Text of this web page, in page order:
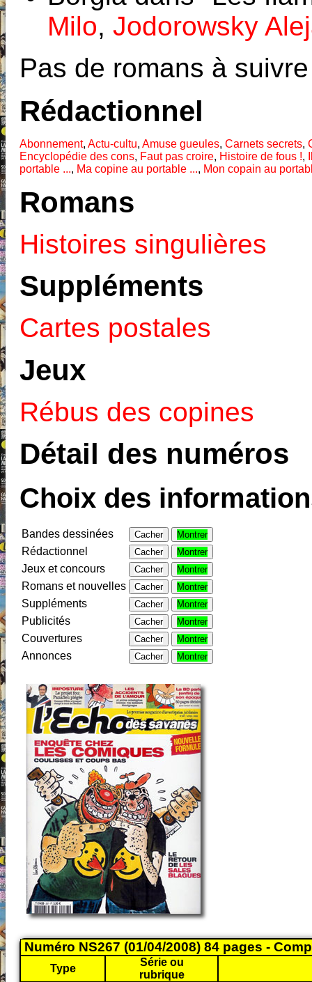
Milo, Jodorowsky
Pas de romans à
Rédactionnel
Abonnement, Actu-cultu, Amuse gueules, Carnets secrets,
Encyclopédie des cons, Faut pas croire, Histoire de fous !,
portable ..., Ma copine au portable ..., Mon copain au
Romans
Histoires singulières
Suppléments
Cartes postales
Jeux
Rébus des copines
Détail des numéros
Choix des
Bandes dessinées Cacher Montrer
Rédactionnel Cacher Montrer
Jeux et concours Cacher Montrer
Romans et nouvelles Cacher Montrer
Suppléments Cacher Montrer
Publicités Cacher Montrer
Couvertures Cacher Montrer
Annonces Cacher Montrer
Numéro NS267 (01/04/2008) 84 pages -
Type
Série ou
rubrique